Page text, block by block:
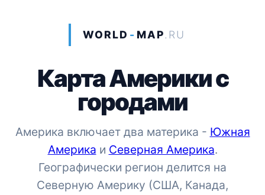
WORLD - MAP.RU
Карта Америки с
городами
Америка включает два материка - Южная
Америка и Северная Америка.
Географически регион делится на
Северную Америку (США, Канада,